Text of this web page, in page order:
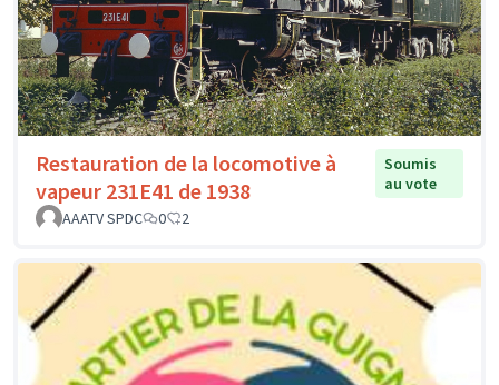
Restauration de la locomotive à
vapeur 231E41 de 1938
Soumis
au vote
AAATV SPDC
0 2